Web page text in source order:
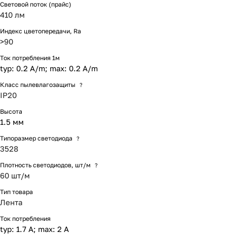
Световой поток (прайс)
410 лм
Индекс цветопередачи, Ra
>90
Ток потребления 1м
typ: 0.2 A/m; max: 0.2 A/m
Класс пылевлагозащиты ?
IP20
Высота
1.5 мм
Типоразмер светодиода ?
3528
Плотность светодиодов, шт/м ?
60 шт/м
Тип товара
Лента
Ток потребления
typ: 1.7 A; max: 2 A